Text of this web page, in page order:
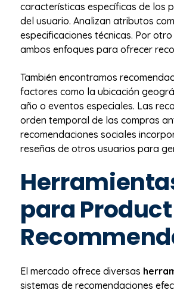
características específicas de los
del usuario. Analizan atributos
especificaciones técnicas. Por
ambos enfoques para ofrecer
También encontramos
factores como la ubicación
año o eventos especiales. Las
orden temporal de las compras
recomendaciones sociales
reseñas de otros usuarios para
para Product
El mercado ofrece diversas
sistemas de recomendaciones